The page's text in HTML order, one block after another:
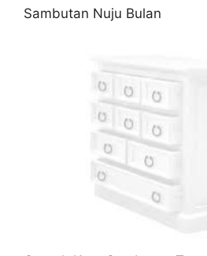
Sambutan Nuju Bulan